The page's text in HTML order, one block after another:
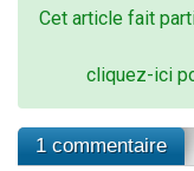
Cet article fait
cliquez-ici
1 commentaire